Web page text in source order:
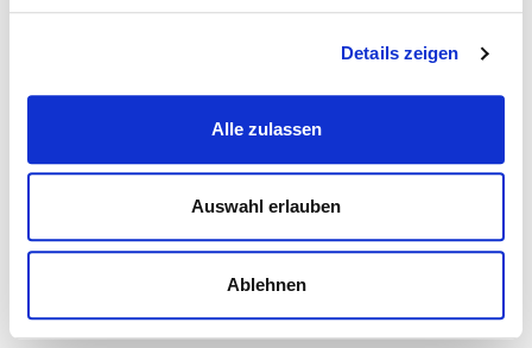
Details zeigen
Alle zulassen
Auswahl erlauben
Ablehnen